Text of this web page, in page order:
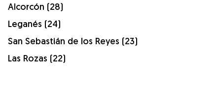
Alcorcón (28)
Leganés (24)
San Sebastián de los Reyes (23)
Las Rozas (22)